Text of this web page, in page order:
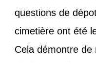
questions de
cimetière ont été
Cela démontre